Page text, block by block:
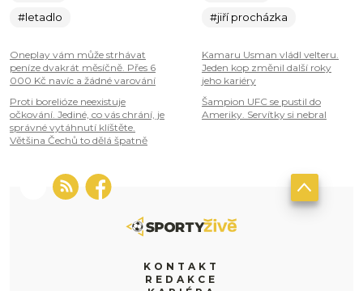
#letadlo
Oneplay vám může strhávat
peníze dvakrát měsíčně. Přes 6
000 Kč navíc a žádné varování
Proti borelióze neexistuje
očkování. Jediné, co vás chrání, je
správné vytáhnutí klíštěte.
Většina Čechů to dělá špatně
#jiří procházka
Kamaru Usman vládl velteru.
Jeden kop změnil další roky
jeho kariéry
Šampion UFC se pustil do
Ameriky. Servítky si nebral
KONTAKT
REDAKCE